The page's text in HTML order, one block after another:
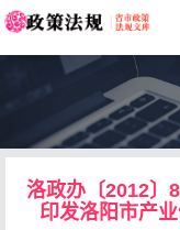
洛政办〔2012〕
印发洛阳市产